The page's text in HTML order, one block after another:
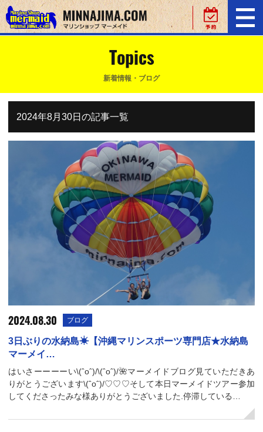
Topics
新着情報・ブログ
2024年8月30日の記事一覧
2024.08.30 ブログ
3日ぶりの水納島☀︎【沖縄マリンスポーツ専門店★水納島
マーメイ…
はいさーーーーい\(ˆoˆ)/\(ˆoˆ)/🌺マーメイドブログ見ていただきあ
りがとうございます\(ˆoˆ)/♡♡♡そして本日マーメイドツアー参加
してくださったみな様ありがとうございました.停滞している…